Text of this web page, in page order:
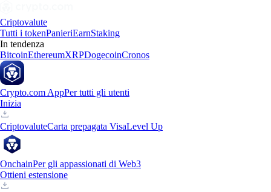
Criptovalute
Tutti i tokenPanieriEarnStaking
In tendenza
BitcoinEthereumXRPDogecoinCronos
Crypto.com AppPer tutti gli utenti
Inizia
CriptovaluteCarta prepagata VisaLevel Up
OnchainPer gli appassionati di Web3
Ottieni estensione